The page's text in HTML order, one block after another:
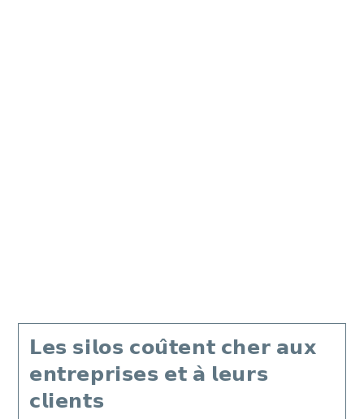
𝗟𝗲𝘀 𝘀𝗶𝗹𝗼𝘀 𝗰𝗼𝘂̂𝘁𝗲𝗻𝘁 𝗰𝗵𝗲𝗿 𝗮𝘂𝘅
𝗲𝗻𝘁𝗿𝗲𝗽𝗿𝗶𝘀𝗲𝘀 𝗲𝘁 𝗮̀ 𝗹𝗲𝘂𝗿𝘀
𝗰𝗹𝗶𝗲𝗻𝘁𝘀